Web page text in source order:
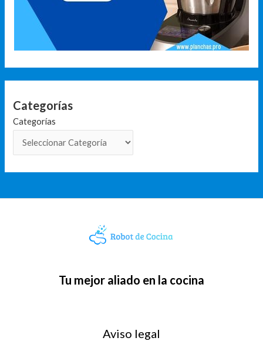
Categorías
Categorías
Tu mejor aliado en la cocina
Aviso legal